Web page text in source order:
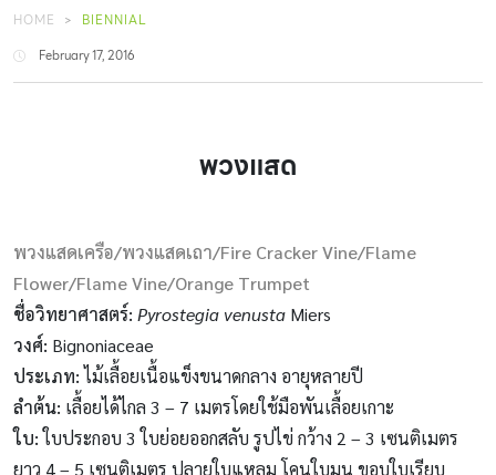
HOME
BIENNIAL
February 17, 2016
พวงแสด
พวงแสดเครือ/พวงแสดเถา/Fire Cracker Vine/Flame
Flower/Flame Vine/Orange Trumpet
ชื่อวิทยาศาสตร์: Pyrostegia venusta Miers
วงศ์: Bignoniaceae
ประเภท:ไม้เลื้อยเนื้อแข็งขนาดกลาง อายุหลายปี
ลำต้น: เลื้อยได้ไกล 3 – 7 เมตรโดยใช้มือพันเลื้อยเกาะ
ใบ:ใบประกอบ 3 ใบย่อยออกสลับ รูปไข่ กว้าง 2 – 3 เซนติเมตร
ยาว 4 – 5 เซนติเมตร ปลายใบแหลม โคนใบมน ขอบใบเรียบ